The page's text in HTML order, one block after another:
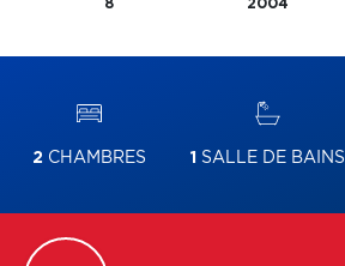
8
2004
2 CHAMBRES 1 SALLE DE BAINS